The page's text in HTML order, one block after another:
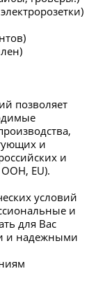
позволяет
и
и
ООН, EU).
условий
и
для Вас
и надежными